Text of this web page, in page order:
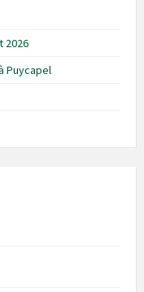
2026
Puycapel